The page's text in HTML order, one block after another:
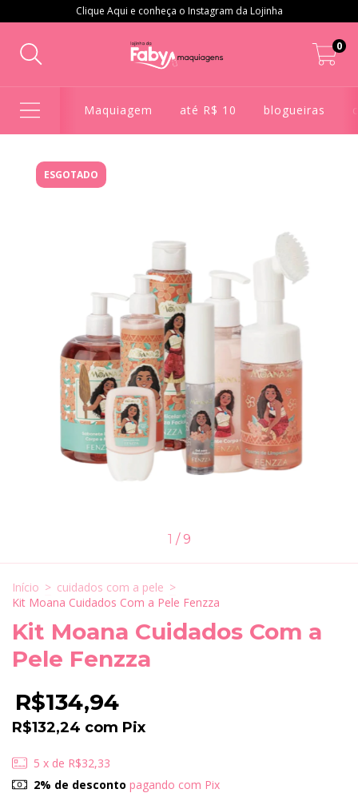
Clique Aqui e conheça o Instagram da Lojinha
0
Maquiagem até R$ 10 blogueiras
ESGOTADO
1 / 9
Início > cuidados com a pele >
Kit Moana Cuidados Com a Pele Fenzza
Kit Moana Cuidados Com a
Pele Fenzza
R$134,94
R$132,24 com Pix
5 x de R$32,33
2% de desconto pagando com Pix